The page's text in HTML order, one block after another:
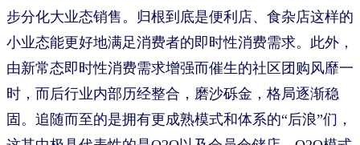
步分化大业态销售。归根到底是便利店、食杂店这样的
小业态能更好地满足消费者的即时性消费需求。此外，
由新常态即时性消费需求增强而催生的社区团购风靡一
时，而后行业内部历经整合，磨沙砾金，格局逐渐稳
固。追随而至的是拥有更成熟模式和体系的“后浪”们，